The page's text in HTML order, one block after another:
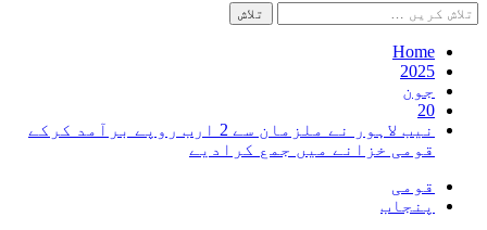
تلاش
کریں
برائے:Home
2025
جون
20
نیب لاہور نے ملزمان سے 2 ارب روپے برآمد کرکے
قومی خزانے میں جمع کرادیے
قومی
پنجاب